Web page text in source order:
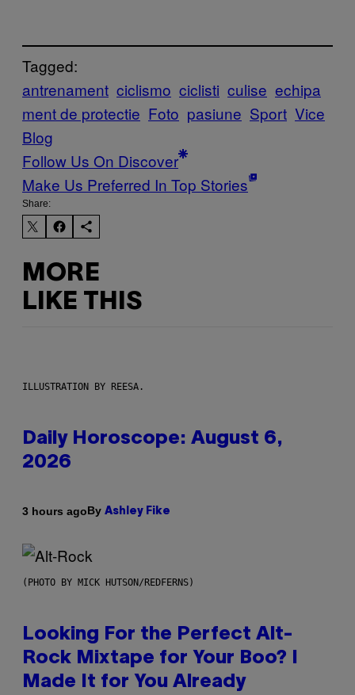
Tagged:
antrenament ciclismo ciclisti culise echipa
ment de protectie Foto pasiune Sport Vice
Blog
Follow Us On Discover
Make Us Preferred In Top Stories
Share:
MORE
LIKE THIS
ILLUSTRATION BY REESA.
Daily Horoscope: August 6,
2026
3 hours agoBy Ashley Fike
(PHOTO BY MICK HUTSON/REDFERNS)
Looking For the Perfect Alt-
Rock Mixtape for Your Boo? I
Made It for You Already